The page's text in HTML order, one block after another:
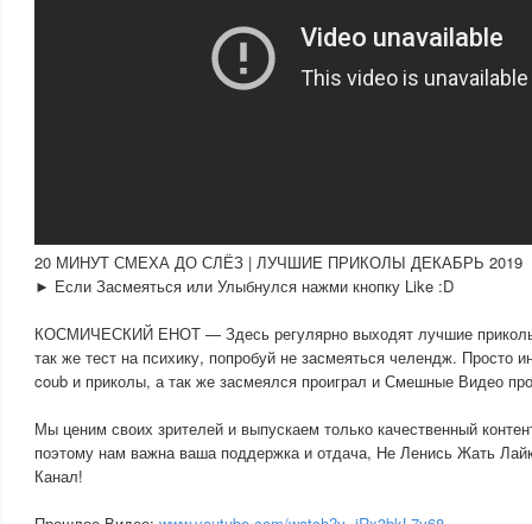
20 МИНУТ СМЕХА ДО СЛЁЗ | ЛУЧШИЕ ПРИКОЛЫ ДЕКАБРЬ 2019
► Если Засмеяться или Улыбнулся нажми кнопку Like :D
КОСМИЧЕСКИЙ ЕНОТ — Здесь регулярно выходят лучшие
так же тест на психику, попробуй не засмеяться челендж. Просто
coub и приколы, а так же засмеялся проиграл и Смешные Видео
Мы ценим своих зрителей и выпускаем только качественный
поэтому нам важна ваша поддержка и отдача, Не Ленись Жать
Канал!